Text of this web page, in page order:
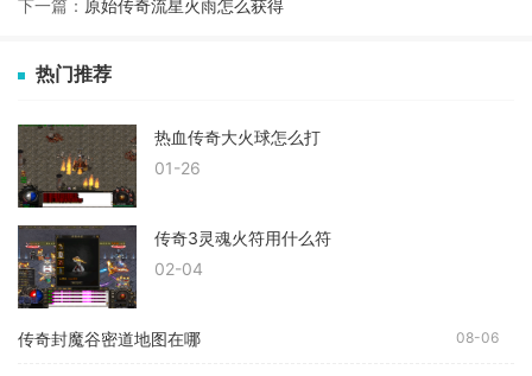
下一篇： 原始传奇流星火雨怎么获得
热门推荐
热血传奇大火球怎么打
01-26
传奇3灵魂火符用什么符
02-04
传奇封魔谷密道地图在哪 08-06